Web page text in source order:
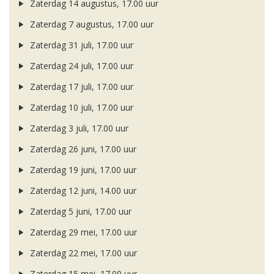
Zaterdag 14 augustus, 17.00 uur
Zaterdag 7 augustus, 17.00 uur
Zaterdag 31 juli, 17.00 uur
Zaterdag 24 juli, 17.00 uur
Zaterdag 17 juli, 17.00 uur
Zaterdag 10 juli, 17.00 uur
Zaterdag 3 juli, 17.00 uur
Zaterdag 26 juni, 17.00 uur
Zaterdag 19 juni, 17.00 uur
Zaterdag 12 juni, 14.00 uur
Zaterdag 5 juni, 17.00 uur
Zaterdag 29 mei, 17.00 uur
Zaterdag 22 mei, 17.00 uur